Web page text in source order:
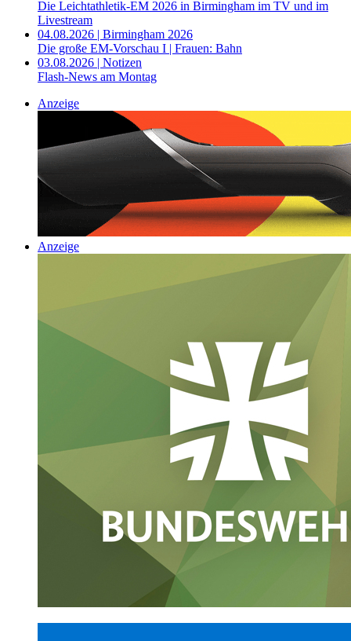
Die Leichtathletik-EM 2026 in Birmingham im TV und im
Livestream
04.08.2026 | Birmingham 2026
Die große EM-Vorschau I | Frauen: Bahn
03.08.2026 | Notizen
Flash-News am Montag
Anzeige
Anzeige